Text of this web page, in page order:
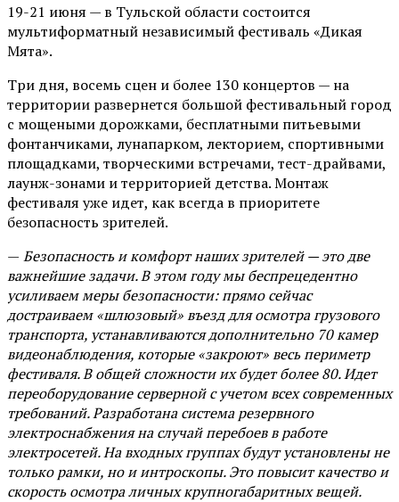
19-21 июня — в Тульской области состоится
мультиформатный независимый фестиваль «Дикая
Мята».
Три дня, восемь сцен и более 130 концертов — на
территории развернется большой фестивальный город
с мощеными дорожками, бесплатными питьевыми
фонтанчиками, лунапарком, лекторием, спортивными
площадками, творческими встречами, тест-драйвами,
лаунж-зонами и территорией детства. Монтаж
фестиваля уже идет, как всегда в приоритете
безопасность зрителей.
— Безопасность и комфорт наших зрителей — это две
важнейшие задачи. В этом году мы беспрецедентно
усиливаем меры безопасности: прямо сейчас
достраиваем «шлюзовый» въезд для осмотра грузового
транспорта, устанавливаются дополнительно 70 камер
видеонаблюдения, которые «закроют» весь периметр
фестиваля. В общей сложности их будет более 80. Идет
переоборудование серверной с учетом всех современных
требований. Разработана система резервного
электроснабжения на случай перебоев в работе
электросетей. На входных группах будут установлены не
только рамки, но и интроскопы. Это повысит качество и
скорость осмотра личных крупногабаритных вещей.